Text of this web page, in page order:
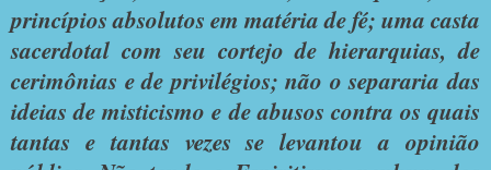
princípios absolutos em matéria de fé; uma casta
sacerdotal com seu cortejo de hierarquias, de
cerimônias e de privilégios; não o separaria das
ideias de misticismo e de abusos contra os quais
tantas e tantas vezes se levantou a opinião